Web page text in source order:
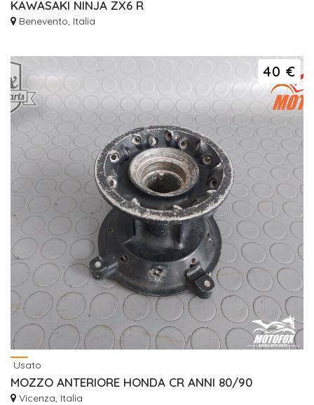
KAWASAKI NINJA ZX6 R
Benevento, Italia
40 €
Usato
MOZZO ANTERIORE HONDA CR ANNI 80/90
Vicenza, Italia